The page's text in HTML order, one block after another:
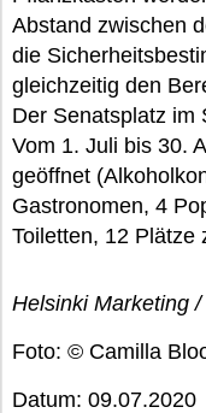
Abstand zwischen
die
gleichzeitig den
Der Senatsplatz im
Vom 1. Juli bis 30.
geöffnet
Gastronomen, 4
Toiletten, 12 Plätze
Helsinki Marketing
Foto: © Camilla
Datum: 09.07.2020